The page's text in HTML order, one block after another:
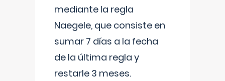
mediante la regla
Naegele, que consiste en
sumar 7 días a la fecha
de la última regla y
restarle 3 meses.